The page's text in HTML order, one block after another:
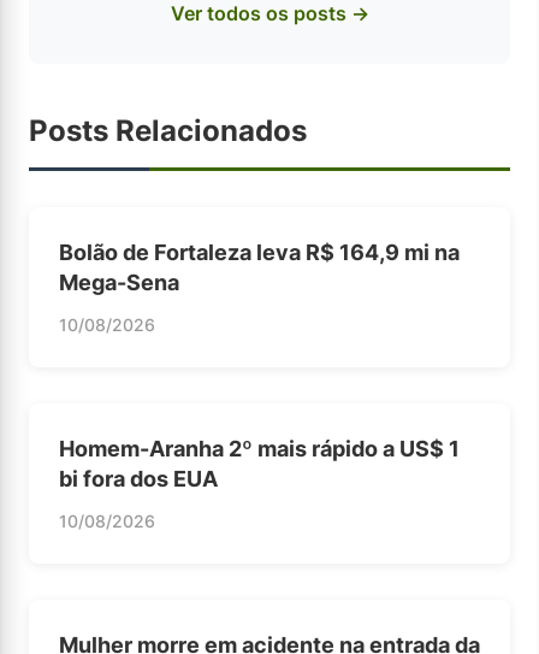
Ver todos os posts →
Posts Relacionados
Bolão de Fortaleza leva R$ 164,9 mi na
Mega-Sena
10/08/2026
Homem-Aranha 2º mais rápido a US$ 1
bi fora dos EUA
10/08/2026
Mulher morre em acidente na entrada da